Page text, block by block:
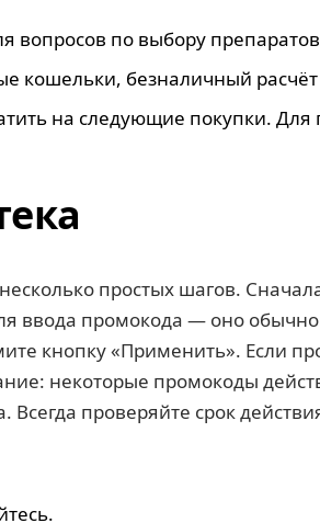
вопросов по выбору
кошельки, безналичный
на следующие покупки.
простых шагов.
ввода промокода — оно
кнопку «Применить». Если
некоторые промокоды
проверяйте срок